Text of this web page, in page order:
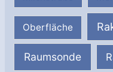
Oberfläche
Raumsonde